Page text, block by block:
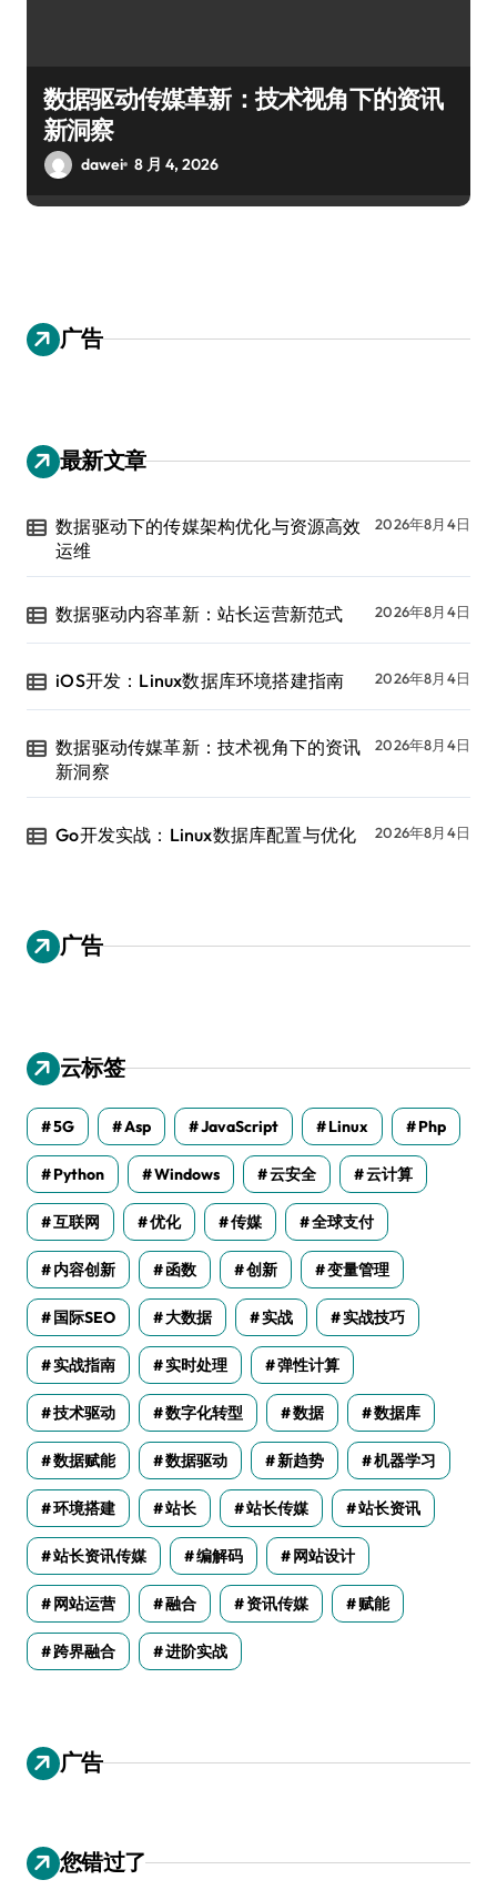
数据驱动传媒革新：技术视角下的资讯
新洞察
dawei 8 月 4, 2026
广告
最新文章
数据驱动下的传媒架构优化与资源高效
运维
2026年8月4日
数据驱动内容革新：站长运营新范式 2026年8月4日
iOS开发：Linux数据库环境搭建指南 2026年8月4日
数据驱动传媒革新：技术视角下的资讯
新洞察
2026年8月4日
Go开发实战：Linux数据库配置与优化 2026年8月4日
广告
云标签
5G Asp JavaScript Linux Php
Python Windows 云安全 云计算
互联网 优化 传媒 全球支付
内容创新 函数 创新 变量管理
国际SEO 大数据 实战 实战技巧
实战指南 实时处理 弹性计算
技术驱动 数字化转型 数据 数据库
数据赋能 数据驱动 新趋势 机器学习
环境搭建 站长 站长传媒 站长资讯
站长资讯传媒 编解码 网站设计
网站运营 融合 资讯传媒 赋能
跨界融合 进阶实战
广告
您错过了